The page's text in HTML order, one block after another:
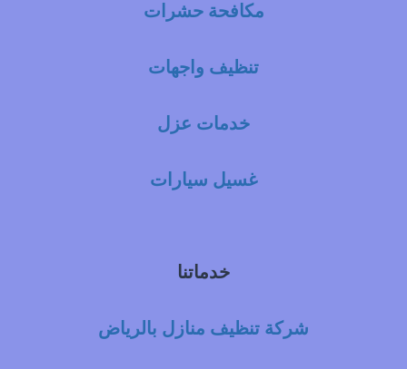
مكافحة حشرات
تنظيف واجهات
خدمات عزل
غسيل سيارات
خدماتنا
شركة تنظيف منازل بالرياض